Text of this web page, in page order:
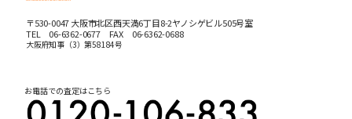
〒530-0047 大阪市北区西天満6丁目8-2ヤノシゲビル505号室
TEL 06-6362-0677FAX 06-6362-0688
大阪府知事（3）第58184号
お電話での査定はこちら